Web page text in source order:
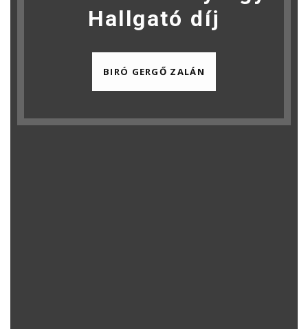
Hallgató díj
BIRÓ GERGŐ ZALÁN